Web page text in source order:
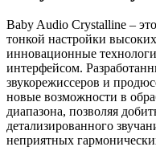
Baby Audio Crystalline –
тонкой настройки
инновационные
интерфейсом.
звукорежиссеров и
новые возможности в
диапазона, позволяя
детализированного
неприятных